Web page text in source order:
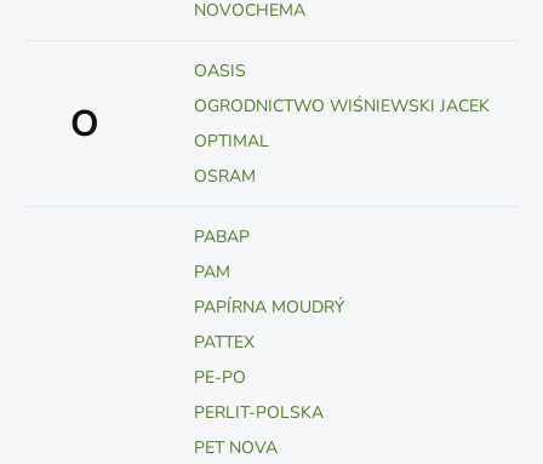
NOVOCHEMA
O
OASIS
OGRODNICTWO WIŚNIEWSKI JACEK
OPTIMAL
OSRAM
PABAP
PAM
PAPÍRNA MOUDRÝ
PATTEX
PE-PO
PERLIT-POLSKA
PET NOVA